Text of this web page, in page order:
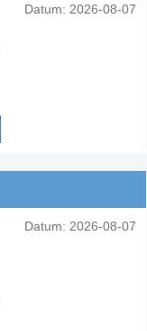
Datum: 2026-08-07
Datum: 2026-08-07